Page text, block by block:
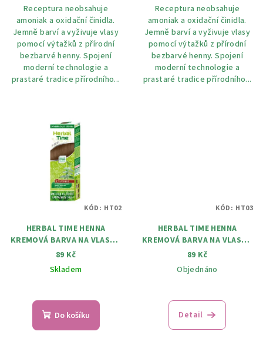
Receptura neobsahuje
amoniak a oxidační činidla.
Jemně barví a vyživuje vlasy
pomocí výtažků z přírodní
bezbarvé henny. Spojení
moderní technologie a
prastaré tradice přírodního...
Receptura neobsahuje
amoniak a oxidační činidla.
Jemně barví a vyživuje vlasy
pomocí výtažků z přírodní
bezbarvé henny. Spojení
moderní technologie a
prastaré tradice přírodního...
HERBAL TIME HENNA
KREMOVÁ BARVA NA VLASY 2
Kapučíno 75 ml
89 Kč
Skladem
Do košíku
KÓD: HT02
HERBAL TIME HENNA
KREMOVÁ BARVA NA VLASY 3
Medově červená 75 ml 75 ml
89 Kč
Objednáno
Detail
KÓD: HT03